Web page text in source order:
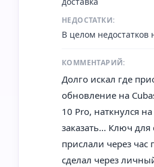
НЕДОСТАТКИ:
В целом недостатков
КОММЕНТАРИЙ:
Долго искал где
обновление на
10 Pro, наткнулся
заказать... Ключ
прислали через час
сделал через